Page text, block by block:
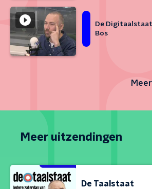
De
Bos
Meer uitzendingen
De Taalstaat